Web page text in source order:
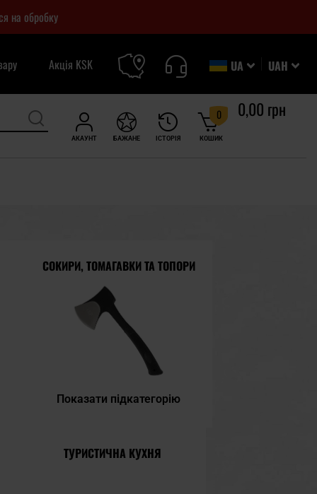
на обробку
UAH
UA
Акція KSK
АКАУНТ ІСТОРІЯ
БАЖАНЕ КОШИК
0 0,00 грн
СОКИРИ, ТОМАГАВКИ ТА ТОПОРИ
Показати підкатегорію
ТУРИСТИЧНА КУХНЯ